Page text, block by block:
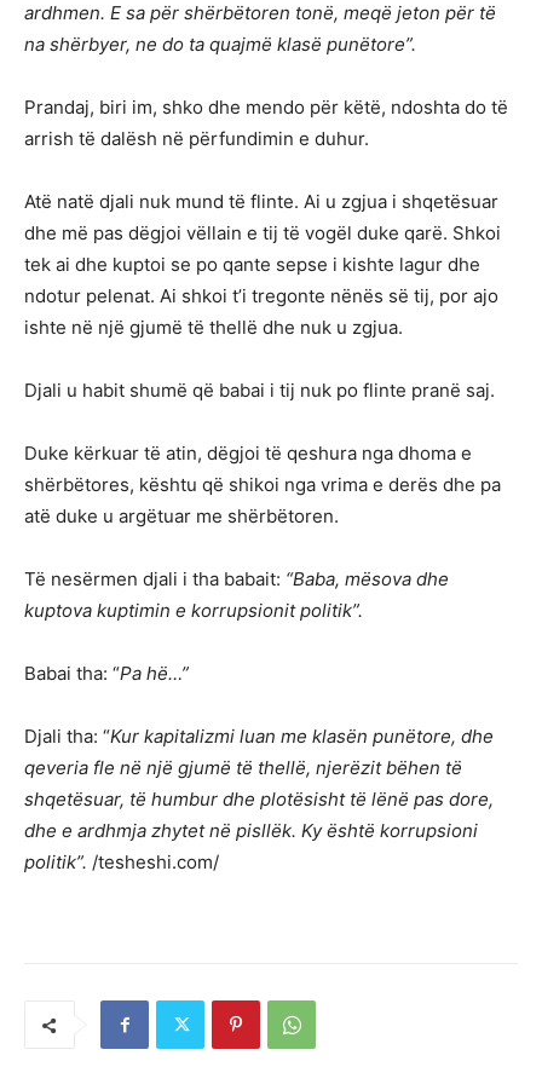
ardhmen. E sa për shërbëtoren tonë, meqë jeton për të
na shërbyer, ne do ta quajmë klasë punëtore”.
Prandaj, biri im, shko dhe mendo për këtë, ndoshta do të
arrish të dalësh në përfundimin e duhur.
Atë natë djali nuk mund të flinte. Ai u zgjua i shqetësuar
dhe më pas dëgjoi vëllain e tij të vogël duke qarë. Shkoi
tek ai dhe kuptoi se po qante sepse i kishte lagur dhe
ndotur pelenat. Ai shkoi t’i tregonte nënës së tij, por ajo
ishte në një gjumë të thellë dhe nuk u zgjua.
Djali u habit shumë që babai i tij nuk po flinte pranë saj.
Duke kërkuar të atin, dëgjoi të qeshura nga dhoma e
shërbëtores, kështu që shikoi nga vrima e derës dhe pa
atë duke u argëtuar me shërbëtoren.
Të nesërmen djali i tha babait: “Baba, mësova dhe
kuptova kuptimin e korrupsionit politik”.
Babai tha: “Pa hë…”
Djali tha: “Kur kapitalizmi luan me klasën punëtore, dhe
qeveria fle në një gjumë të thellë, njerëzit bëhen të
shqetësuar, të humbur dhe plotësisht të lënë pas dore,
dhe e ardhmja zhytet në pisllëk. Ky është korrupsioni
politik”. /tesheshi.com/